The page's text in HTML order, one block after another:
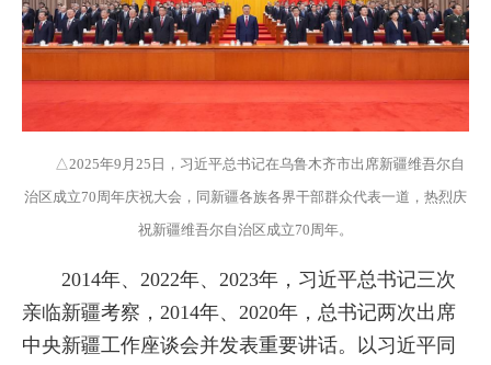
△2025年9月25日，习近平总书记在乌鲁木齐市出席新疆维吾尔自
治区成立70周年庆祝大会，同新疆各族各界干部群众代表一道，热烈庆
祝新疆维吾尔自治区成立70周年。
2014年、2022年、2023年，习近平总书记三次
亲临新疆考察，2014年、2020年，总书记两次出席
中央新疆工作座谈会并发表重要讲话。以习近平同